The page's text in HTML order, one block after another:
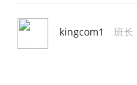
kingcom1 班长